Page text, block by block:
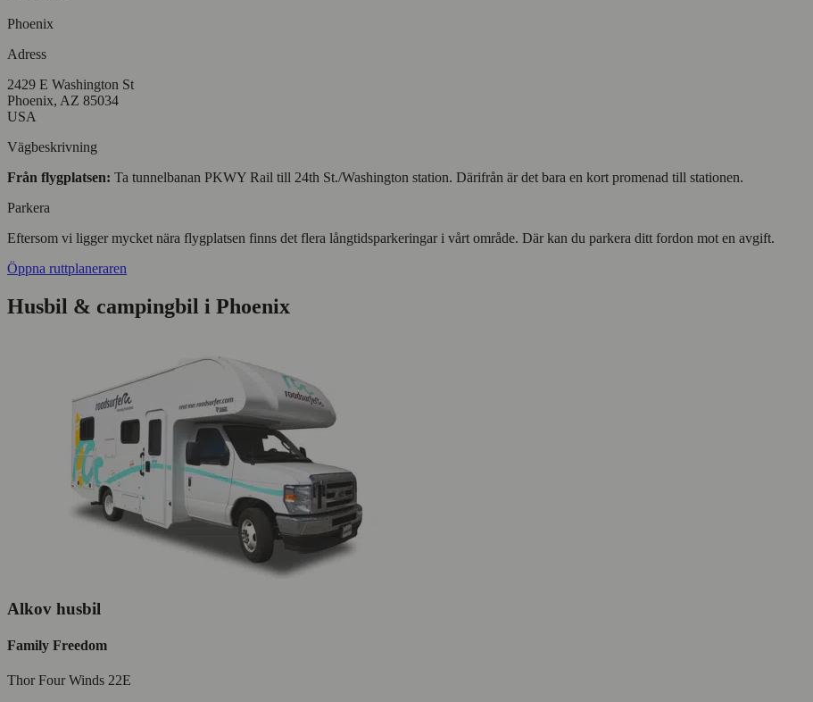
Phoenix
Adress
2429 E Washington St
Phoenix, AZ 85034
USA
Vägbeskrivning
Från flygplatsen: Ta tunnelbanan PKWY Rail till 24th St./Washington station. Därifrån är det bara en kort promenad till stationen.
Parkera
Eftersom vi ligger mycket nära flygplatsen finns det flera långtidsparkeringar i vårt område. Där kan du parkera ditt fordon mot en avgift.
Öppna ruttplaneraren
Husbil & campingbil i Phoenix
Alkov husbil
Family Freedom
Thor Four Winds 22E